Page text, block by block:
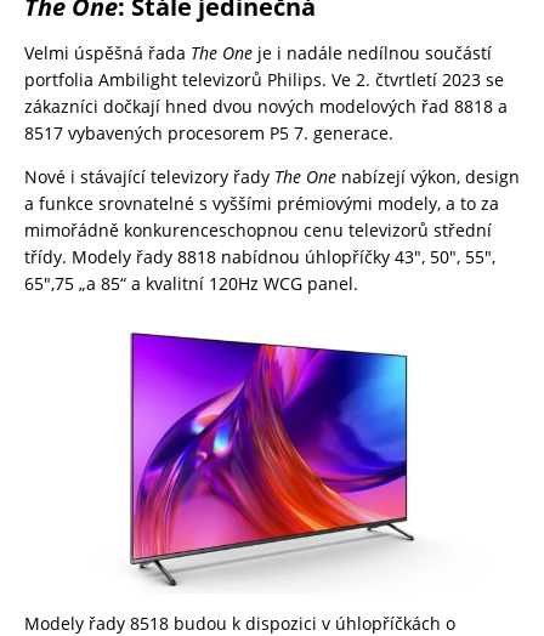
The One: Stále jedinečná
Velmi úspěšná řada The One je i nadále nedílnou součástí
portfolia Ambilight televizorů Philips. Ve 2. čtvrtletí 2023 se
zákazníci dočkají hned dvou nových modelových řad 8818 a
8517 vybavených procesorem P5 7. generace.
Nové i stávající televizory řady The One nabízejí výkon, design
a funkce srovnatelné s vyššími prémiovými modely, a to za
mimořádně konkurenceschopnou cenu televizorů střední
třídy. Modely řady 8818 nabídnou úhlopříčky 43″, 50″, 55″,
65″,75 „a 85“ a kvalitní 120Hz WCG panel.
Modely řady 8518 budou k dispozici v úhlopříčkách o